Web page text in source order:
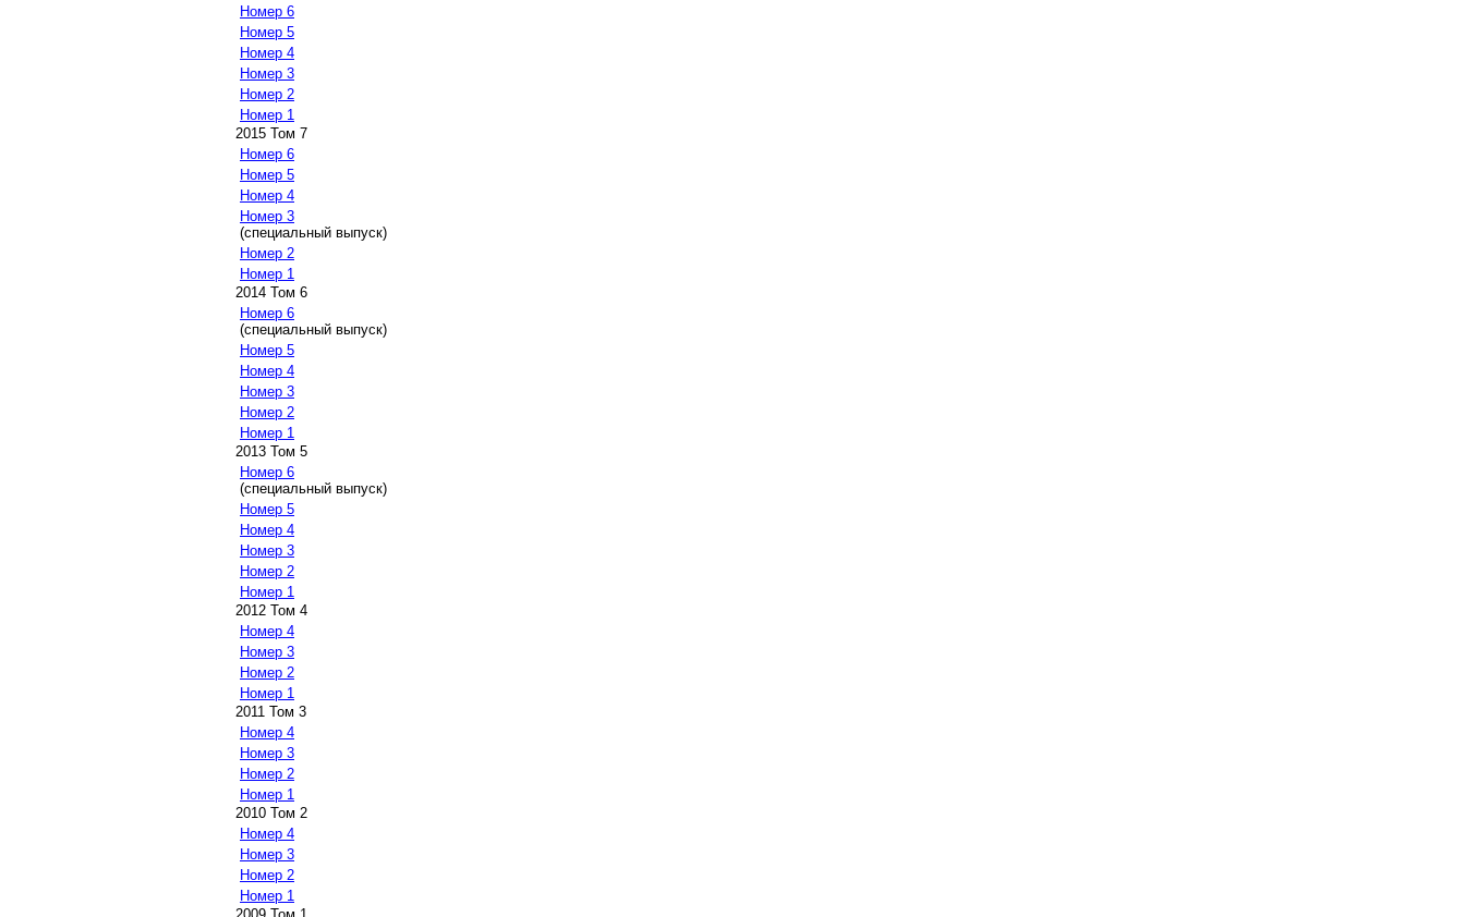
Номер 6
Номер 5
Номер 4
Номер 3
Номер 2
Номер 1
2015 Том 7
Номер 6
Номер 5
Номер 4
Номер 3
(специальный выпуск)
Номер 2
Номер 1
2014 Том 6
Номер 6
(специальный выпуск)
Номер 5
Номер 4
Номер 3
Номер 2
Номер 1
2013 Том 5
Номер 6
(специальный выпуск)
Номер 5
Номер 4
Номер 3
Номер 2
Номер 1
2012 Том 4
Номер 4
Номер 3
Номер 2
Номер 1
2011 Том 3
Номер 4
Номер 3
Номер 2
Номер 1
2010 Том 2
Номер 4
Номер 3
Номер 2
Номер 1